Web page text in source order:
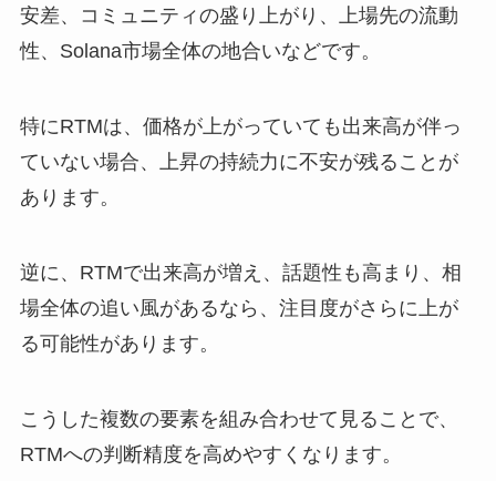
安差、コミュニティの盛り上がり、上場先の流動
性、Solana市場全体の地合いなどです。
特にRTMは、価格が上がっていても出来高が伴っ
ていない場合、上昇の持続力に不安が残ることが
あります。
逆に、RTMで出来高が増え、話題性も高まり、相
場全体の追い風があるなら、注目度がさらに上が
る可能性があります。
こうした複数の要素を組み合わせて見ることで、
RTMへの判断精度を高めやすくなります。